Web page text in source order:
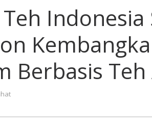
Siap
Dampingi
Tomohon
Kembangkan
Tourism
Berbasis
Berbasis